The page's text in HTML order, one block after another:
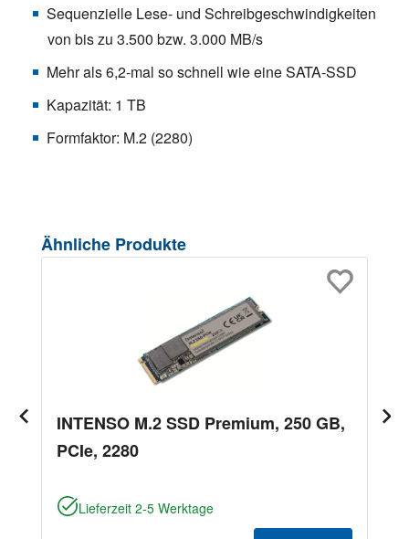
Sequenzielle Lese- und Schreibgeschwindigkeiten
von bis zu 3.500 bzw. 3.000 MB/s
Mehr als 6,2-mal so schnell wie eine SATA-SSD
Kapazität: 1 TB
Formfaktor: M.2 (2280)
Produktgalerie überspringen
Ähnliche Produkte
INTENSO M.2 SSD Premium, 250 GB,
PCIe, 2280
Lieferzeit 2-5 Werktage